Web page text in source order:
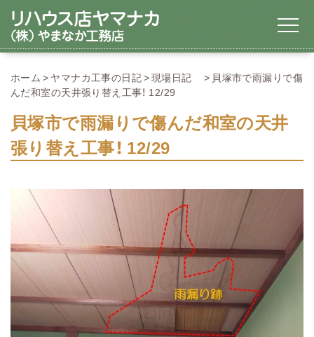
ホーム ヤマナカ工事の日記 現場日記
貝塚市で雨漏りで傷
んだ和室の天井張り替え工事！ 12/29
貝塚市で雨漏りで傷んだ和室の天井
張り替え工事！ 12/29